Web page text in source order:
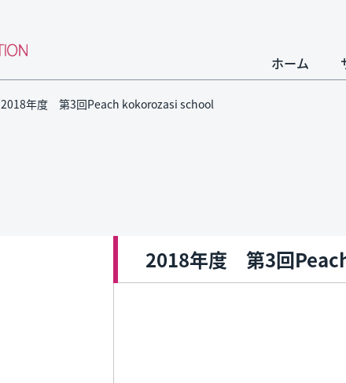
ホーム
2018年度 第3回Peach kokorozasi school
2018年度 第3回